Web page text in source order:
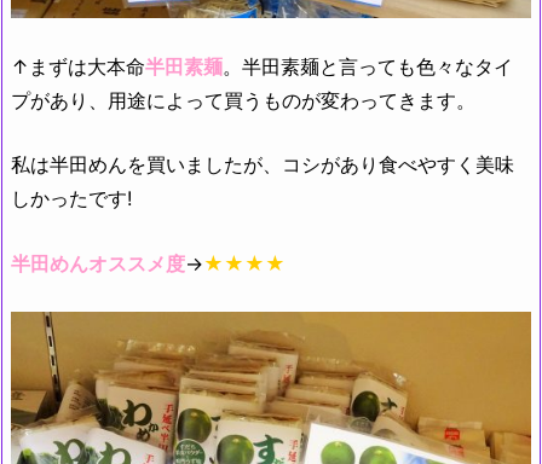
↑まずは大本命半田素麺。半田素麺と言っても色々なタイ
プがあり、用途によって買うものが変わってきます。
私は半田めんを買いましたが、コシがあり食べやすく美味
しかったです!
半田めんオススメ度→★★★★